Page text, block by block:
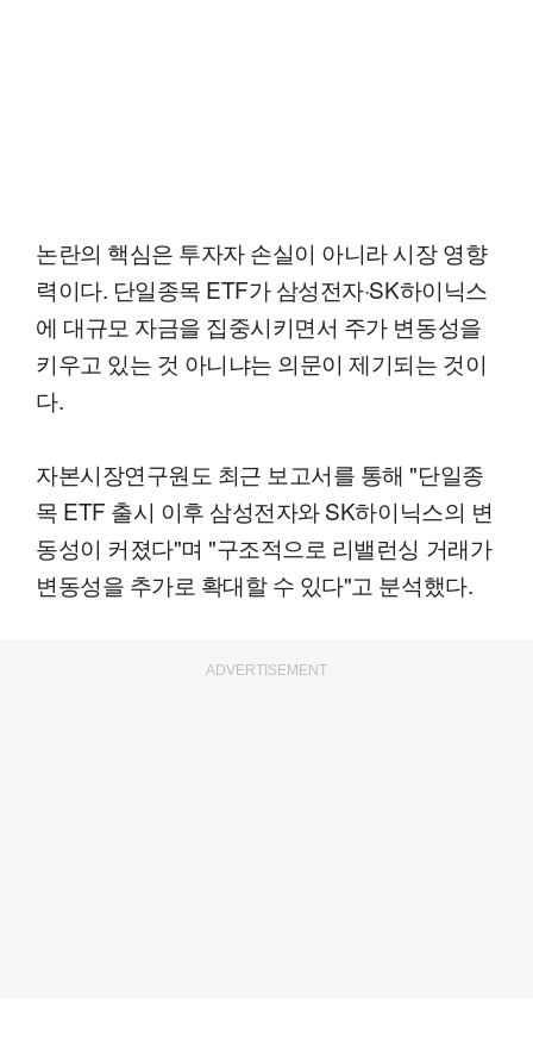
논란의 핵심은 투자자 손실이 아니라 시장 영향
력이다. 단일종목 ETF가 삼성전자·SK하이닉스
에 대규모 자금을 집중시키면서 주가 변동성을
키우고 있는 것 아니냐는 의문이 제기되는 것이
다.
자본시장연구원도 최근 보고서를 통해 "단일종
목 ETF 출시 이후 삼성전자와 SK하이닉스의 변
동성이 커졌다"며 "구조적으로 리밸런싱 거래가
변동성을 추가로 확대할 수 있다"고 분석했다.
ADVERTISEMENT